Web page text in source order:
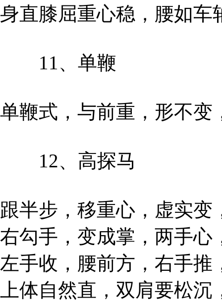
身直膝屈重心稳，腰如车
11、单鞭
单鞭式，与前重，形不变
12、高探马
跟半步，移重心，虚实变
右勾手，变成掌，两手心
左手收，腰前方，右手推
上体自然直，双肩要松沉